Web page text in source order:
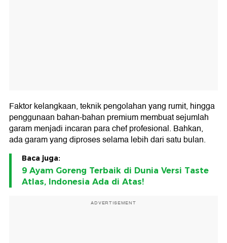
Faktor kelangkaan, teknik pengolahan yang rumit, hingga
penggunaan bahan-bahan premium membuat sejumlah
garam menjadi incaran para chef profesional. Bahkan,
ada garam yang diproses selama lebih dari satu bulan.
Baca juga:
9 Ayam Goreng Terbaik di Dunia Versi Taste
Atlas, Indonesia Ada di Atas!
ADVERTISEMENT